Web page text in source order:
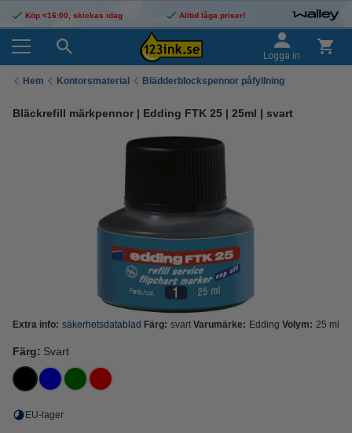
Köp <16:00, skickas idag Alltid låga priser!
Logga in
Hem Kontorsmaterial Blädderblockspennor påfyllning
Bläckrefill märkpennor | Edding FTK 25 | 25ml | svart
Extra info: säkerhetsdatablad Färg: svart Varumärke: Edding Volym: 25 ml
Färg: Svart
EU-lager